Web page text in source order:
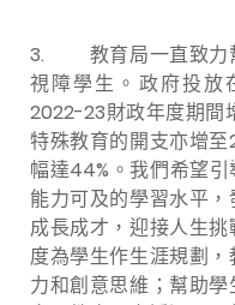
3. 教育局一直致力
視障學生。政府投放
2022-23財政年度期間
特殊教育的開支亦增
幅達44%。我們希望
能力可及的學習水平
成長成才，迎接人生
度為學生作生涯規劃
力和創意思維；幫助